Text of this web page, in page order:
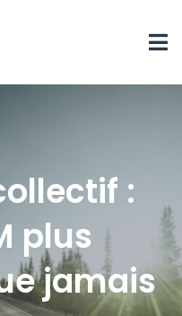
:
plus
jamais